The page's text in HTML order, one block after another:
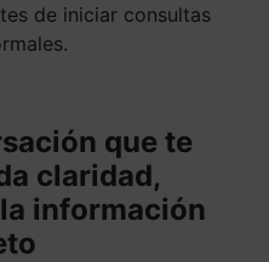
de iniciar consultas
que te
claridad,
información